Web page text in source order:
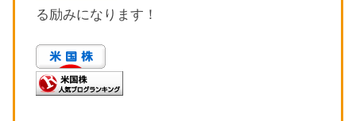
る励みになります！